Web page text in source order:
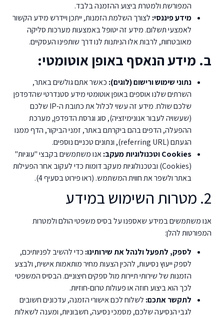
המפורשת ולמטרת ביצוע ההזמנה בלבד.
מידע פיננסי: לצורך השלמת הזמנות, ייתכן ויידרש מידע הקשור
לאמצעי תשלום. מידע זה יטופל באמצעות מערכות סליקה
מאובטחות, לרבות אלו הניתנות לנו דרך שותפינו העסקיים.
ב. מידע הנאסף באופן אוטומטי:
נתוני שימוש ורישום (לוגים): כאשר אתם גולשים באתר,
השרתים שלנו אוספים באופן אוטומטי מידע סטנדרטי שהדפדפן
שלכם שולח. מידע זה עשוי לכלול את כתובת ה-IP שלכם
(שעשויה לעבור אנונימיזציה), סוג וגרסת הדפדפן, מערכת
ההפעלה, הדפים בהם ביקרתם באתר, זמני הביקור, הדף ממנו
הגעתם (referring URL), ונתונים טכניים נוספים.
Cookies וטכנולוגיות מעקב:
אנו משתמשים בקבצי "עוגיות"
(Cookies) ובטכנולוגיות מעקב דומות כדי לעקוב אחר הפעילות
באתר ולשפר את חווית המשתמש. (ראו פירוט בסעיף 4).
2. מטרות השימוש במידע
אנו משתמשים במידע שאספנו על בסיס משפטי הולם ולמטרות
המפורטות להלן:
לספק, לתפעל ולנהל את שירותינו: כדי להשיב לפניותיכם,
לספק ייעוץ נסיעות, להכין הצעות מחיר מותאמות אישית, ולבצע
הזמנות של שירותי תיירות מול ספקים חיצוניים. הבסיס המשפטי
לכך הוא ביצוע חוזה או פעולות טרום-חוזיות.
לתקשר אתכם: לשלוח לכם אישורי הזמנה, עדכונים חשובים
לגבי הנסיעה שלכם, מסמכי נסיעה, חשבוניות, ומענה לשאלות